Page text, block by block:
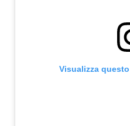
Visualizza